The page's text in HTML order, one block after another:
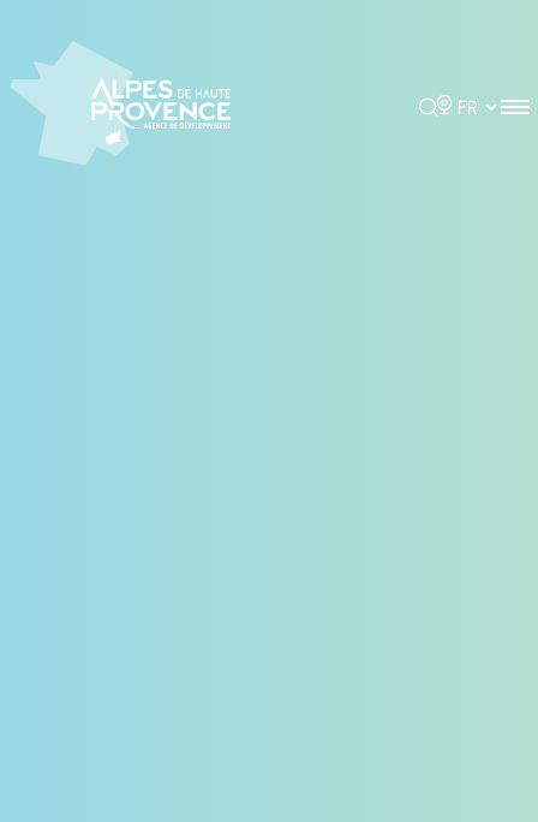
Rechercher
Choisir la